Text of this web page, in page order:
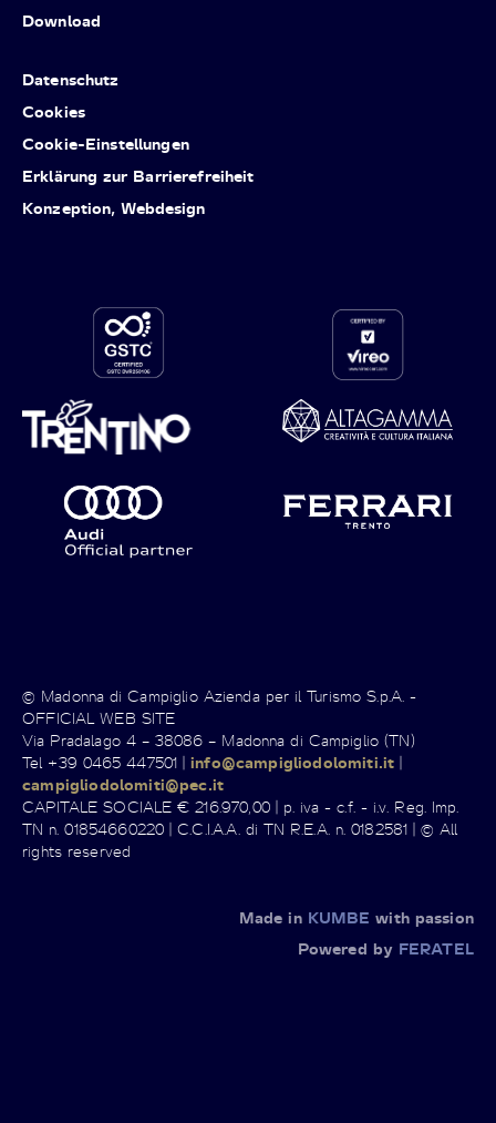
Download
Datenschutz
Cookies
Cookie-Einstellungen
Erklärung zur Barrierefreiheit
Konzeption, Webdesign
© Madonna di Campiglio Azienda per il Turismo S.p.A. -
OFFICIAL WEB SITE
Via Pradalago 4 – 38086 – Madonna di Campiglio (TN)
Tel +39 0465 447501 |info@campigliodolomiti.it |
campigliodolomiti@pec.it
CAPITALE SOCIALE € 216.970,00 | p. iva - c.f. - i.v. Reg. Imp.
TN n. 01854660220 | C.C.I.A.A. di TN R.E.A. n. 0182581 | © All
rights reserved
Made in KUMBE with passion
Powered by FERATEL